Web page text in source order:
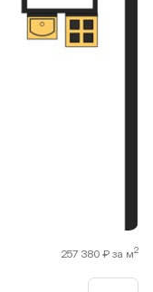
257 380 ₽ за м2